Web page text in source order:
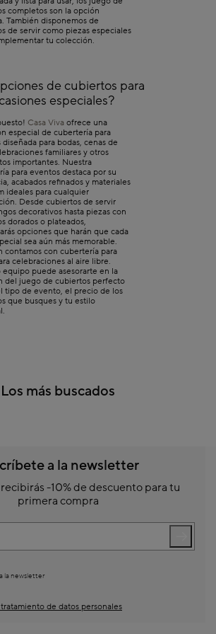
garantizar que tu mesa luzca impecable en
para un estilo distinto
tu personalidad y buen gusto.
o excursiones
pasar tiempo al aire libre, contamos con opciones
para jardín. Estas piezas están diseñadas para resistir
mantener su belleza incluso en ambientes de terraza
jardín en Casa Viva combina durabilidad con
disfrutar de comidas al aire libre con estilo.
es rápido, sencillo y seguro. Explora nuestro
mejor se adapte a tu hogar y recibe tu pedido
nuestros juegos de cubiertos, cada comida se
única, donde el buen gusto está presente en
el protagonismo que se merece con los cubiertos
comida sea una ocasión especial.
para completar tu mesa con todo lo que
, cuberteríasocuencos y boles.
completos son la opción
También disponemos de
de servir como piezas especiales
tu colección.
de cubiertos para
especiales?
Casa Viva ofrece una
especial de cubertería para
para bodas, cenas de
familiares y otros
importantes. Nuestra
para eventos destaca por su
acabados refinados y materiales
ideales para cualquier
Desde cubiertos de servir
decorativos hasta piezas con
dorados o plateados,
opciones que harán que cada
sea aún más memorable.
contamos con cubertería para
celebraciones al aire libre.
equipo puede asesorarte en la
del juego de cubiertos perfecto
tipo de evento, el precio de los
que busques y tu estilo
Los más buscados
a la newsletter
-10% de descuento para tu
primera compra
la newsletter
de datos personales